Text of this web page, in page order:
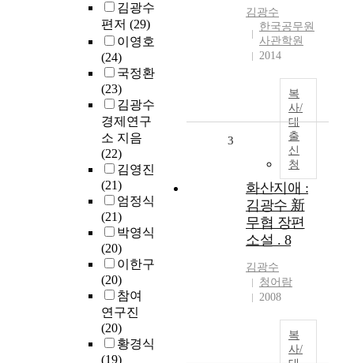
김광수
편저 (29)
이영호
(24)
국정환
(23)
김광수
경제연구
소 지음
(22)
김영진
(21)
엄정식
(21)
박영식
(20)
이한구
(20)
참여
연구진
(20)
황경식
(19)
김광수
한국공무원
사관학원
2014
복
사/
대
출
신
청
3
화산지애 :
김광수 新
무협 장편
소설 . 8
김광수
청어람
2008
복
사/